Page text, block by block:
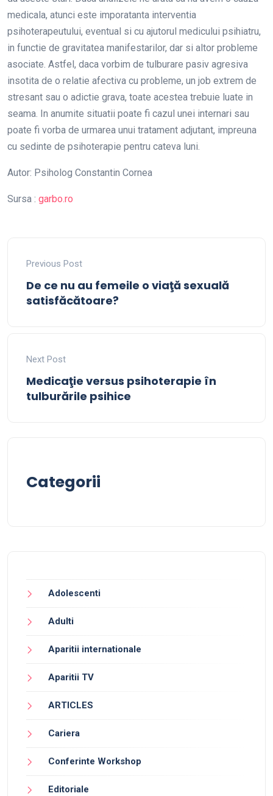
medicala, atunci este imporatanta interventia
psihoterapeutului, eventual si cu ajutorul medicului psihiatru,
in functie de gravitatea manifestarilor, dar si altor probleme
asociate. Astfel, daca vorbim de tulburare pasiv agresiva
insotita de o relatie afectiva cu probleme, un job extrem de
stresant sau o adictie grava, toate acestea trebuie luate in
seama. In anumite situatii poate fi cazul unei internari sau
poate fi vorba de urmarea unui tratament adjutant, impreuna
cu sedinte de psihoterapie pentru cateva luni.
Autor: Psiholog Constantin Cornea
Sursa : garbo.ro
Previous Post
De ce nu au femeile o viaţă sexuală
satisfăcătoare?
Next Post
Medicaţie versus psihoterapie în
tulburările psihice
Categorii
Adolescenti
Adulti
Aparitii internationale
Aparitii TV
ARTICLES
Cariera
Conferinte Workshop
Editoriale